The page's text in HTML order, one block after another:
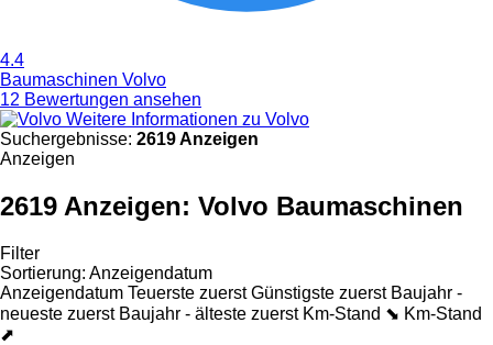
4.4
Baumaschinen Volvo
12 Bewertungen ansehen
Weitere Informationen zu Volvo
Suchergebnisse: 2619 Anzeigen
Anzeigen
2619 Anzeigen: Volvo Baumaschinen
Filter
Sortierung: Anzeigendatum
Anzeigendatum Teuerste zuerst Günstigste zuerst Baujahr -
neueste zuerst Baujahr - älteste zuerst Km-Stand ⬊ Km-Stand
⬈